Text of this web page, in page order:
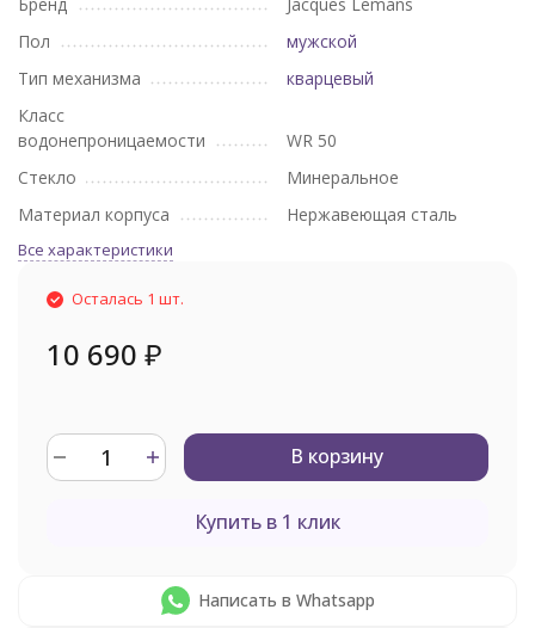
Пол
мужской
Тип механизма
кварцевый
Класс
водонепроницаемости
WR 50
Стекло
Минеральное
Материал корпуса
Нержавеющая сталь
Все характеристики
Осталась 1 шт.
10 690 ₽
В корзину
Купить в 1 клик
Написать в Whatsapp